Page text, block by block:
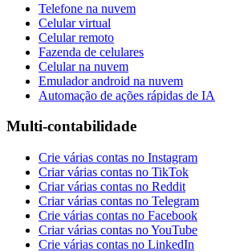
Telefone na nuvem
Celular virtual
Celular remoto
Fazenda de celulares
Celular na nuvem
Emulador android na nuvem
Automação de ações rápidas de IA
Multi-contabilidade
Crie várias contas no Instagram
Criar várias contas no TikTok
Criar várias contas no Reddit
Criar várias contas no Telegram
Crie várias contas no Facebook
Criar várias contas no YouTube
Crie várias contas no LinkedIn